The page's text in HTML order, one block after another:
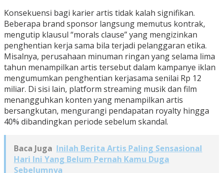
Konsekuensi bagi karier artis tidak kalah signifikan.
Beberapa brand sponsor langsung memutus kontrak,
mengutip klausul “morals clause” yang mengizinkan
penghentian kerja sama bila terjadi pelanggaran etika.
Misalnya, perusahaan minuman ringan yang selama lima
tahun menampilkan artis tersebut dalam kampanye iklan
mengumumkan penghentian kerjasama senilai Rp 12
miliar. Di sisi lain, platform streaming musik dan film
menangguhkan konten yang menampilkan artis
bersangkutan, mengurangi pendapatan royalty hingga
40% dibandingkan periode sebelum skandal.
Baca Juga Inilah Berita Artis Paling Sensasional
Hari Ini Yang Belum Pernah Kamu Duga
Sebelumnya